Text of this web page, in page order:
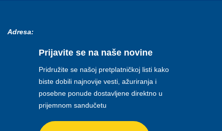
Adresa:
Prijavite se na naše novine
Pridružite se našoj pretplatničkoj listi kako
biste dobili najnovije vesti, ažuriranja i
posebne ponude dostavljene direktno u
prijemnom sandučetu